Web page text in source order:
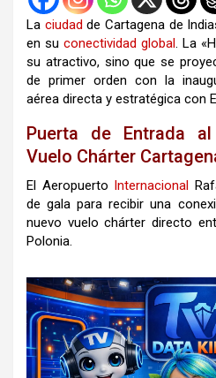
La ciudad de Cartagena de
en su conectividad global. La
su atractivo, sino que se
de primer orden con la
aérea directa y estratégica con
Puerta de Entrada
Vuelo Chárter
El Aeropuerto Internacional
de gala para recibir una
nuevo vuelo chárter directo
Polonia.